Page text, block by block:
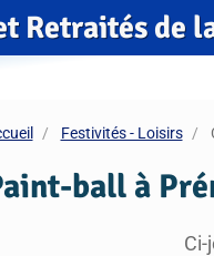
Retraités de
Festivités - Loisirs
ball à